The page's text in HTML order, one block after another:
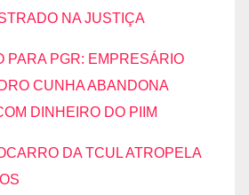
NA JUSTIÇA
PARA PGR: EMPRESÁRIO
CUNHA ABANDONA
DINHEIRO DO PIIM
DA TCUL ATROPELA